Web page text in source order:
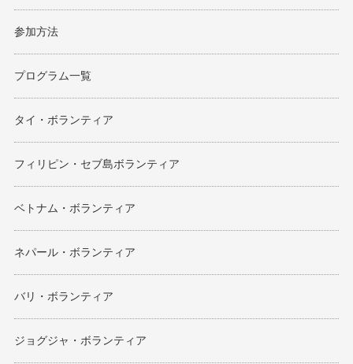
参加方法
プログラム一覧
タイ・ボランティア
フィリピン・セブ島ボランティア
ベトナム・ボランティア
ネパール・ボランティア
バリ・ボランティア
ジョグジャ・ボランティア